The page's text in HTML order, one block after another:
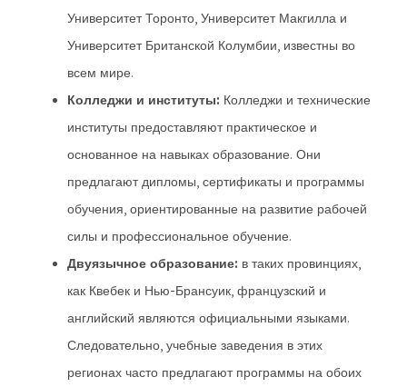
Университет Торонто, Университет Макгилла и
Университет Британской Колумбии, известны во
всем мире.
Колледжи и институты: Колледжи и технические
институты предоставляют практическое и
основанное на навыках образование. Они
предлагают дипломы, сертификаты и программы
обучения, ориентированные на развитие рабочей
силы и профессиональное обучение.
Двуязычное образование: в таких провинциях,
как Квебек и Нью-Брансуик, французский и
английский являются официальными языками.
Следовательно, учебные заведения в этих
регионах часто предлагают программы на обоих